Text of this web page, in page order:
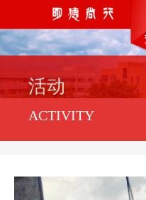
活动
ACTIVITY